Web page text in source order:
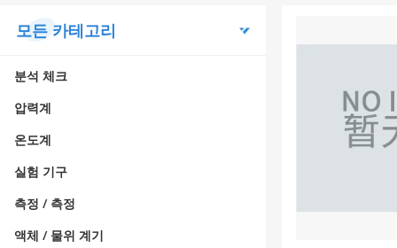
모든 카테고리
분석 체크
압력계
온도계
실험 기구
측정 / 측정
액체 / 물위 계기